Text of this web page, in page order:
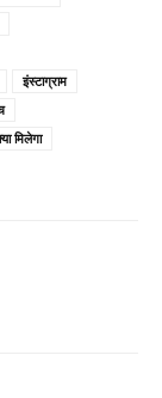
इंस्टाग्राम
मिलेगा